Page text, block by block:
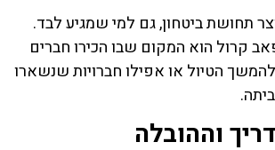
תחושת ביטחון, גם למי שמגיע לבד.
קרול הוא המקום שבו הכירו חברים
הטיול או אפילו חברויות שנשארו
וההובלה